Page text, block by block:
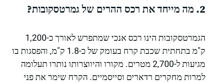
2. מה מייחד את רכס ההרים של גמרטסקובות?
הגמרטסקובות הינו רכס אנכי שמתפרש לאורך כ-1,200
ק"מ בתחתית שכבת קרח בעומק של כ-1.8 ק"מ, והפסגות בו
מגיעות ל-2,700 מטרים. מקורו והיווצרותו נותרו תעלומה
למרות מחקרים רדארים וסייסמיים. הקרח שימר את פני